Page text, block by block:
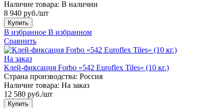
Наличие товара: В наличии
8 940 руб./шт
Купить
В избранное В избранном
Сравнить
На заказ
Клей-фиксация Forbo «542 Euroflex Tiles» (10 кг.)
Страна производства: Россия
Наличие товара: На заказ
12 580 руб./шт
Купить